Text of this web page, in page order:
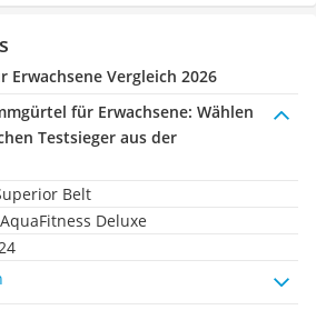
Erwachsene Vergleich 2026
für Erwachsene: Wählen
Testsieger aus der
Belt
Deluxe